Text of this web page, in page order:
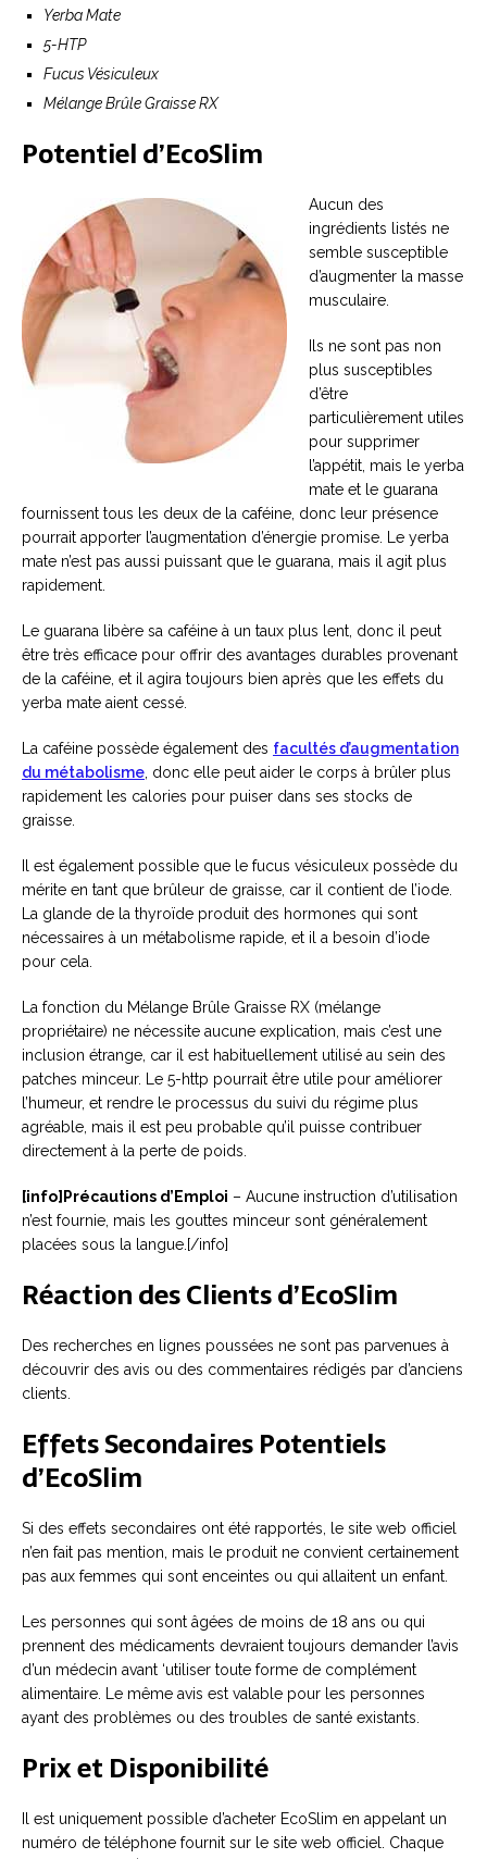
Yerba Mate
5-HTP
Fucus Vésiculeux
Mélange Brûle Graisse RX
Potentiel d’EcoSlim
Aucun des
ingrédients listés ne
semble susceptible
d’augmenter la masse
musculaire.
Ils ne sont pas non
plus susceptibles
d’être
particulièrement utiles
pour supprimer
l’appétit, mais le yerba
mate et le guarana
fournissent tous les deux de la caféine, donc leur présence
pourrait apporter l’augmentation d’énergie promise. Le yerba
mate n’est pas aussi puissant que le guarana, mais il agit plus
rapidement.
Le guarana libère sa caféine à un taux plus lent, donc il peut
être très efficace pour offrir des avantages durables provenant
de la caféine, et il agira toujours bien après que les effets du
yerba mate aient cessé.
La caféine possède également des facultés d’augmentation
du métabolisme , donc elle peut aider le corps à brûler plus
rapidement les calories pour puiser dans ses stocks de
graisse.
Il est également possible que le fucus vésiculeux possède du
mérite en tant que brûleur de graisse, car il contient de l’iode.
La glande de la thyroïde produit des hormones qui sont
nécessaires à un métabolisme rapide, et il a besoin d’iode
pour cela.
La fonction du Mélange Brûle Graisse RX (mélange
propriétaire) ne nécessite aucune explication, mais c’est une
inclusion étrange, car il est habituellement utilisé au sein des
patches minceur. Le 5-http pourrait être utile pour améliorer
l’humeur, et rendre le processus du suivi du régime plus
agréable, mais il est peu probable qu’il puisse contribuer
directement à la perte de poids.
[info]Précautions d’Emploi – Aucune instruction d’utilisation
n’est fournie, mais les gouttes minceur sont généralement
placées sous la langue.[/info]
Réaction des Clients d’EcoSlim
Des recherches en lignes poussées ne sont pas parvenues à
découvrir des avis ou des commentaires rédigés par d’anciens
clients.
Effets Secondaires Potentiels
d’EcoSlim
Si des effets secondaires ont été rapportés, le site web officiel
n’en fait pas mention, mais le produit ne convient certainement
pas aux femmes qui sont enceintes ou qui allaitent un enfant.
Les personnes qui sont âgées de moins de 18 ans ou qui
prennent des médicaments devraient toujours demander l’avis
d’un médecin avant ‘utiliser toute forme de complément
alimentaire. Le même avis est valable pour les personnes
ayant des problèmes ou des troubles de santé existants.
Prix et Disponibilité
Il est uniquement possible d’acheter EcoSlim en appelant un
numéro de téléphone fournit sur le site web officiel. Chaque